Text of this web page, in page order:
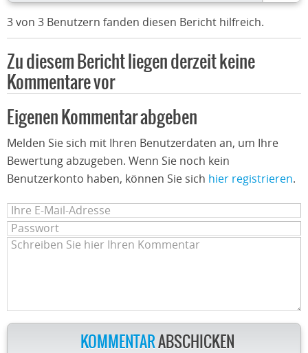
3 von 3 Benutzern fanden diesen Bericht hilfreich.
Zu diesem Bericht liegen derzeit keine
Kommentare vor
Eigenen Kommentar abgeben
Melden Sie sich mit Ihren Benutzerdaten an, um Ihre
Bewertung abzugeben. Wenn Sie noch kein
Benutzerkonto haben, können Sie sich hier registrieren.
KOMMENTARABSCHICKEN